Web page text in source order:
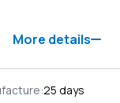
More details
:25 days